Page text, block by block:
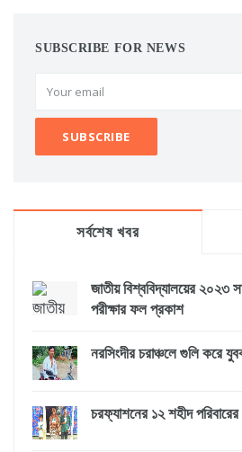
SUBSCRIBE FOR NEWS
সর্বশেষ খবর
জাতীয় বিশ্ববিদ্যালয়ের ২০২৩
পরীক্ষার ফল প্রকাশ
নরসিংদীর চরাঞ্চলে গুলি করে
চরফ্যাশনের ১২ শহীদ